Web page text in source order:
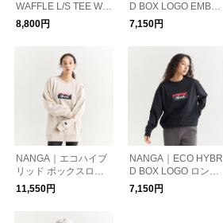
WAFFLE L/S TEE W/
エアフレックス ワッ
フル ロングスリーブ T
8,800円
D BOX LOGO EMBRO
IDERY L／S TEE W
7,150円
NANGA｜エコハイブ
リッド ボックスロゴ
スウェットシャツ
11,550円
NANGA｜ECO HYBRI
D BOX LOGO ロング
スリーブTシャツ
7,150円